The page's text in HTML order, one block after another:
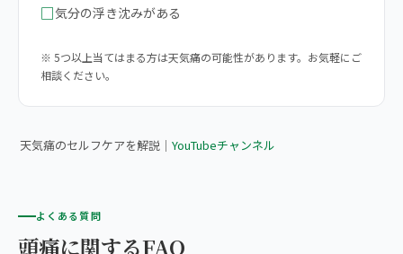
□気分の浮き沈みがある
※ 5つ以上当てはまる方は天気痛の可能性があります。お気軽にご
相談ください。
て教えます
天気痛のセルフケアを解説｜ YouTubeチャンネル
よくある質問
頭痛に関するFAQ